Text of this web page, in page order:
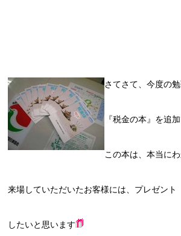
さてさて、今度の
『税金の本』を追
この本は、本当に
来場していただいたお客様には、プレゼント
したいと思います